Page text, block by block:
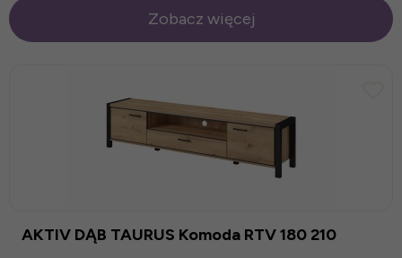
Zobacz więcej
AKTIV DĄB TAURUS Komoda RTV 180 210